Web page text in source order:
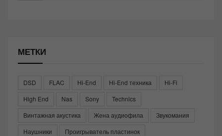
МЕТКИ
DSD FLAC Hi-End Hi-End техника
Hi-Fi
High End
Nas Sony
Technics
Винтажная акустика
Жена аудиофила
Звукомания
Наушники
Проигрыватель пластинок